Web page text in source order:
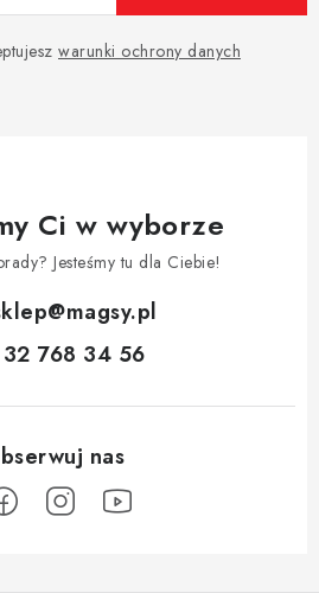
warunki ochrony danych
Ci w wyborze
Jesteśmy tu dla Ciebie!
@magsy.pl
32 768 34 56